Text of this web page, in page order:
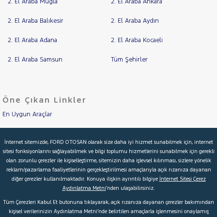
PEUGEOT
RENAULT
SUBARU
TESLA
TOYOTA
TRAKTÖR
VOLKSWAGEN
VOLVO
2. El Araba Muğla 2. El Araba Ankara
2. El Araba Balıkesir 2. El Araba Aydın
2. El Araba Adana 2. El Araba Kocaeli
2. El Araba Samsun Tüm Şehirler
Öne Çıkan Linkler
En Uygun Araçlar
İkinci El Garanti
Kampanyalar
Kredi Hesaplama & Başvuru
İnternet sitemizde, FORD OTOSAN olarak size daha iyi hizmet sunabilmek için, internet
sitesi fonksiyonlarını sağlayabilmek ve bilgi toplumu hizmetlerini sunabilmek için gerekli
olan zorunlu çerezler ile kişiselleştirme, sitemizin daha işlevsel kılınması, sizlere yönelik
reklam/pazarlama faaliyetlerinin gerçekleştirilmesi amaçlarıyla açık rızanıza dayanan
diğer çerezler kullanılmaktadır. Konuya ilişkin ayrıntılı bilgiye İnternet Sitesi Çerez
Aydınlatma Metni’nden ulaşabilirsiniz.
Tüm Çerezleri Kabul Et butonuna tıklayarak, açık rızanıza dayanan çerezler bakımından
kişisel verilerinizin Aydınlatma Metni’nde belirtilen amaçlarla işlenmesini onaylamış